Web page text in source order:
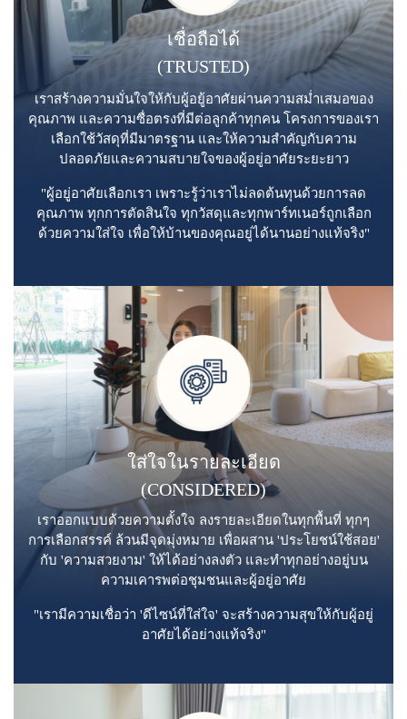
เชื่อถือได้
(TRUSTED)
เราสร้างความมั่นใจให้กับผู้อยู้อาศัยผ่านความสม่ำเสมอของ
คุณภาพ และความซื่อตรงที่มีต่อลูกค้าทุกคน โครงการของเรา
เลือกใช้วัสดุที่มีมาตรฐาน และให้ความสำคัญกับความ
ปลอดภัยและความสบายใจของผู้อยู่อาศัยระยะยาว
"ผู้อยู่อาศัยเลือกเรา เพราะรู้ว่าเราไม่ลดต้นทุนด้วยการลด
คุณภาพ ทุกการตัดสินใจ ทุกวัสดุและทุกพาร์ทเนอร์ถูกเลือก
ด้วยความใส่ใจ เพื่อให้บ้านของคุณอยู่ได้นานอย่างแท้จริง"
ใส่ใจในรายละเอียด
(CONSIDERED)
เราออกแบบด้วยความตั้งใจ ลงรายละเอียดในทุกพื้นที่ ทุกๆ
การเลือกสรรค์ ล้วนมีจุดมุ่งหมาย เพื่อผสาน 'ประโยชน์ใช้สอย'
กับ 'ความสวยงาม' ให้ได้อย่างลงตัว และทำทุกอย่างอยู่บน
ความเคารพต่อชุมชนและผู้อยู่อาศัย
"เรามีความเชื่อว่า 'ดีไซน์ที่ใส่ใจ' จะสร้างความสุขให้กับผู้อยู่
อาศัยได้อย่างแท้จริง"